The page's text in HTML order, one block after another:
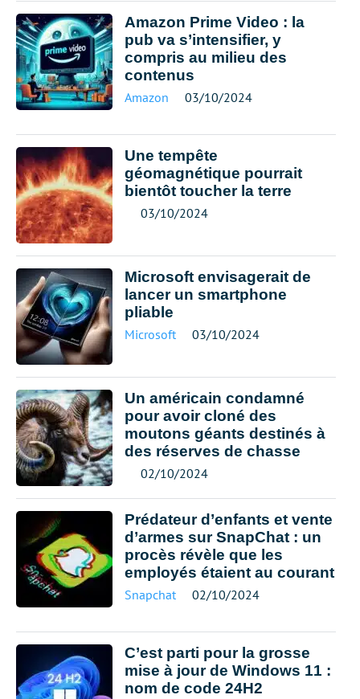
Amazon Prime Video : la
pub va s’intensifier, y
compris au milieu des
contenus
Amazon 03/10/2024
Une tempête
géomagnétique pourrait
bientôt toucher la terre
03/10/2024
Microsoft envisagerait de
lancer un smartphone
pliable
Microsoft 03/10/2024
Un américain condamné
pour avoir cloné des
moutons géants destinés à
des réserves de chasse
02/10/2024
Prédateur d’enfants et vente
d’armes sur SnapChat : un
procès révèle que les
employés étaient au courant
Snapchat 02/10/2024
C’est parti pour la grosse
mise à jour de Windows 11 :
nom de code 24H2